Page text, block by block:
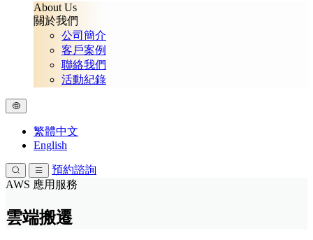
About Us
關於我們
公司簡介
客戶案例
聯絡我們
活動紀錄
繁體中文
English
預約諮詢
AWS 應用服務
雲端搬遷